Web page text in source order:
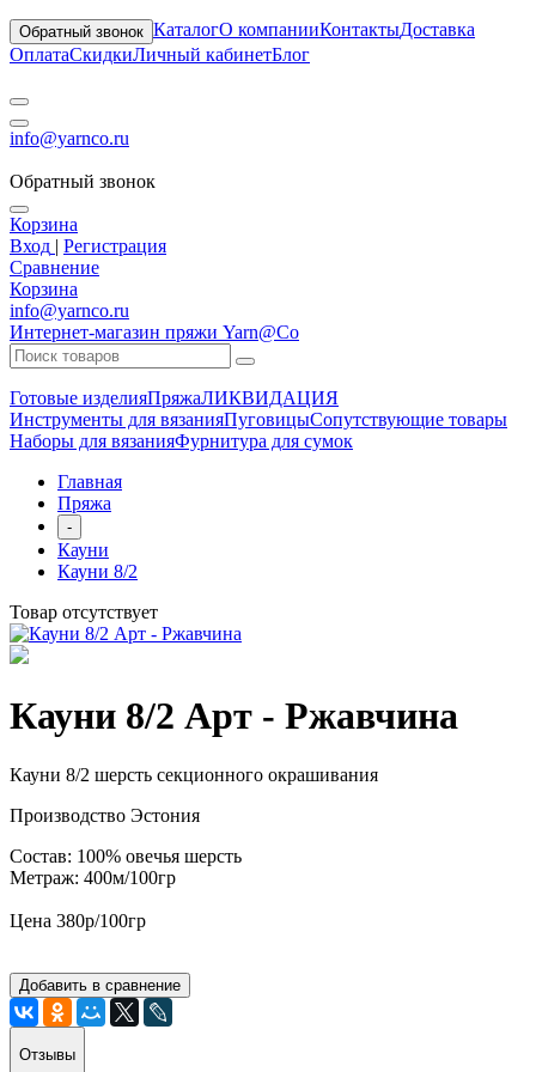
Обратный звонок КаталогО компанииКонтактыДоставка
ОплатаСкидкиЛичный кабинетБлог
info@yarnco.ru
Обратный звонок
Корзина
Вход | Регистрация
Сравнение
Корзина
info@yarnco.ru
Интернет-магазин пряжи Yarn@Co
Готовые изделияПряжаЛИКВИДАЦИЯ
Инструменты для вязанияПуговицыСопутствующие товары
Наборы для вязанияФурнитура для сумок
Главная
Пряжа
-
Кауни
Кауни 8/2
Товар отсутствует
Кауни 8/2 Арт - Ржавчина
Кауни 8/2 шерсть секционного окрашивания
Производство Эстония
Состав: 100% овечья шерсть
Метраж: 400м/100гр
Цена 380р/100гр
Добавить в сравнение
Отзывы